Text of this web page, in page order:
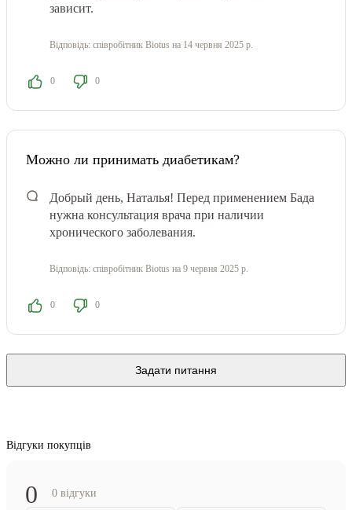
зависит.
Відповідь: співробітник Biotus на 14 червня 2025 р.
0 0
Можно ли принимать диабетикам?
Добрый день, Наталья! Перед применением Бада
нужна консультация врача при наличии
хронического заболевания.
Відповідь: співробітник Biotus на 9 червня 2025 р.
0 0
Задати питання
Відгуки покупців
0 0 відгуки